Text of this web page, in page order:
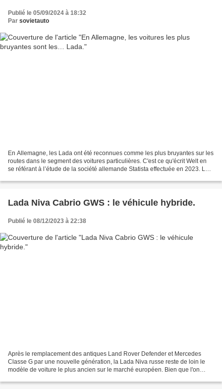
Publié le 05/09/2024 à 18:32
Par sovietauto
En Allemagne, les Lada ont été reconnues comme les plus bruyantes sur les
routes dans le segment des voitures particulières. C'est ce qu'écrit Welt en
se référant à l’étude de la société allemande Statista effectuée en 2023. La
Lada Niva Cabrio GWS : le véhicule hybride.
Publié le 08/12/2023 à 22:38
Après le remplacement des antiques Land Rover Defender et Mercedes
Classe G par une nouvelle génération, la Lada Niva russe reste de loin le
modèle de voiture le plus ancien sur le marché européen. Bien que l'on